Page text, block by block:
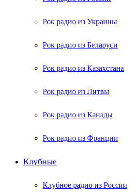
Рок радио из Украины
Рок радио из Беларуси
Рок радио из Казахстана
Рок радио из Литвы
Рок радио из Канады
Рок радио из Франции
Клубные
Клубное радио из России